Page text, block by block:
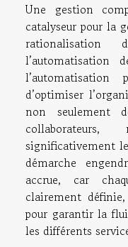
Une gestion
catalyseur pour la
rationalisation
l’automatisation
l’automatisation
d’optimiser
non seulement
significativement
démarche
accrue, car
clairement
pour garantir la
les différents